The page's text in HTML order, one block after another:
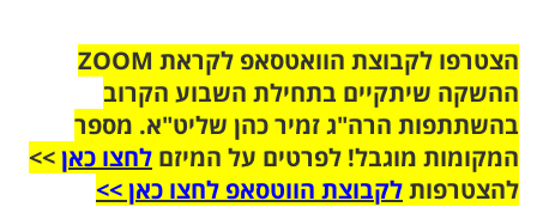
הצטרפו לקבוצת הוואטסאפ לקראת ZOOM
ההשקה שיתקיים בתחילת השבוע הקרוב
בהשתתפות הרה"ג זמיר כהן שליט"א. מספר
המקומות מוגבל! לפרטים על המיזם לחצו כאן>>
להצטרפותלקבוצת הווטסאפ לחצו כאן >>